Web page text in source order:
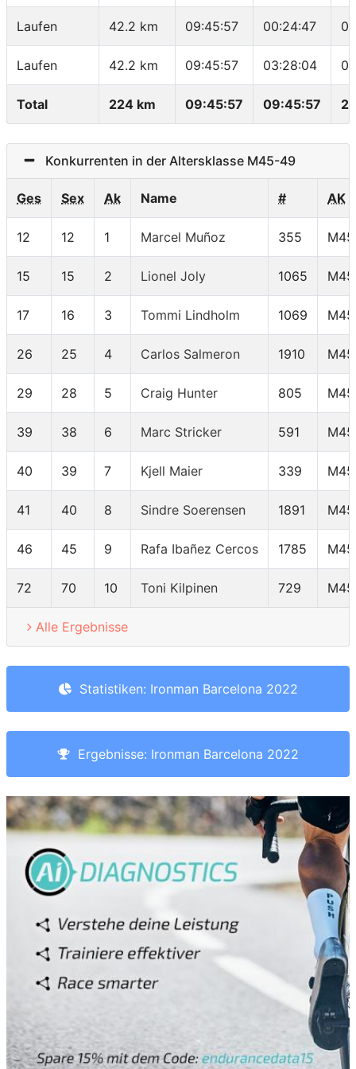
Laufen 42.2 km 09:45:57 00:24:47
Laufen 42.2 km 09:45:57 03:28:04
Total 224 km 09:45:57 09:45:57
Konkurrenten in der Altersklasse M45-49
Ges Sex Ak Name # AK
12 12 1 Marcel Muñoz 355
15 15 2 Lionel Joly 1065
17 16 3 Tommi Lindholm 1069
26 25 4 Carlos Salmeron 1910
29 28 5 Craig Hunter 805
39 38 6 Marc Stricker 591
40 39 7 Kjell Maier 339
41 40 8 Sindre Soerensen 1891
46 45 9 Rafa Ibañez Cercos 1785
72 70 10 Toni Kilpinen 729
Alle Ergebnisse
Statistiken: Ironman Barcelona 2022
Ergebnisse: Ironman Barcelona 2022